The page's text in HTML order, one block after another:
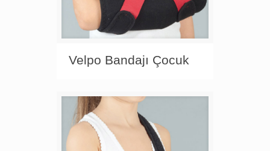
Velpo Bandajı Çocuk